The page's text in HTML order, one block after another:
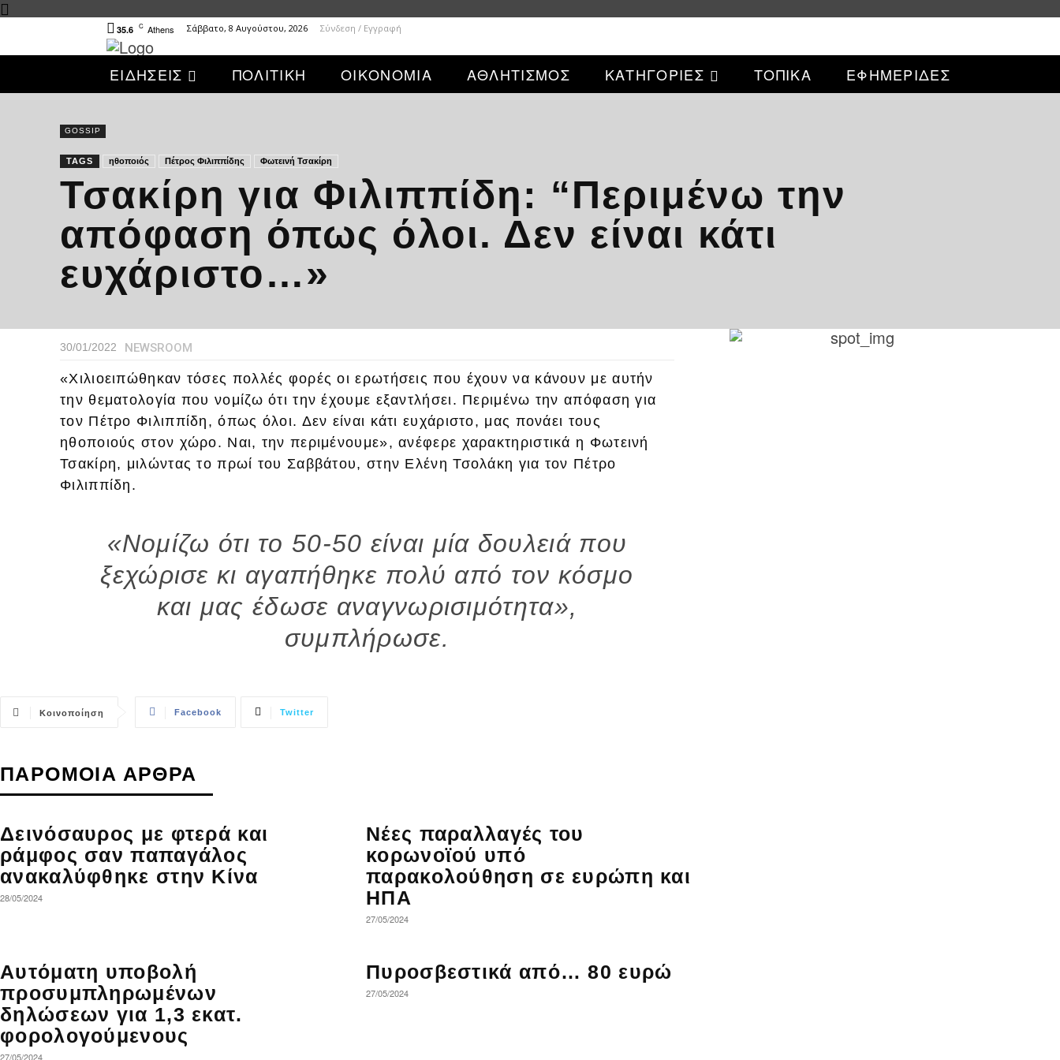
35.6 C Athens Σάββατο, 8 Αυγούστου, 2026 Σύνδεση / Εγγραφή
ΕΙΔΗΣΕΙΣ ΠΟΛΙΤΙΚΗ ΟΙΚΟΝΟΜΙΑ ΑΘΛΗΤΙΣΜΟΣ ΚΑΤΗΓΟΡΙΕΣ ΤΟΠΙΚΑ ΕΦΗΜΕΡΙΔΕΣ
GOSSIP
TAGS ηθοποιός Πέτρος Φιλιππίδης Φωτεινή Τσακίρη
Τσακίρη για Φιλιππίδη: “Περιμένω την
απόφαση όπως όλοι. Δεν είναι κάτι
ευχάριστο…»
30/01/2022 NEWSROOM
«Χιλιοειπώθηκαν τόσες πολλές φορές οι ερωτήσεις που έχουν να κάνουν με αυτήν
την θεματολογία που νομίζω ότι την έχουμε εξαντλήσει. Περιμένω την απόφαση για
τον Πέτρο Φιλιππίδη, όπως όλοι. Δεν είναι κάτι ευχάριστο, μας πονάει τους
ηθοποιούς στον χώρο. Ναι, την περιμένουμε», ανέφερε χαρακτηριστικά η Φωτεινή
Τσακίρη, μιλώντας το πρωί του Σαββάτου, στην Ελένη Τσολάκη για τον Πέτρο
Φιλιππίδη.
«Νομίζω ότι το 50-50 είναι μία δουλειά που
ξεχώρισε κι αγαπήθηκε πολύ από τον κόσμο
και μας έδωσε αναγνωρισιμότητα»,
συμπλήρωσε.
Κοινοποίηση Facebook Twitter
ΠΑΡΟΜΟΙΑ ΑΡΘΡΑ
Δεινόσαυρος με φτερά και
ράμφος σαν παπαγάλος
ανακαλύφθηκε στην Κίνα
28/05/2024
Νέες παραλλαγές του
κορωνοϊού υπό
παρακολούθηση σε ευρώπη και
ΗΠΑ
27/05/2024
Αυτόματη υποβολή
προσυμπληρωμένων
δηλώσεων για 1,3 εκατ.
φορολογούμενους
27/05/2024
Πυροσβεστικά από… 80 ευρώ
27/05/2024